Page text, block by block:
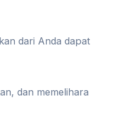
dari Anda dapat
dan memelihara